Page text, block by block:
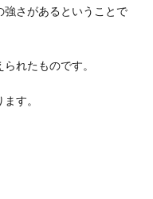
さがあるということで
れたものです。
す。